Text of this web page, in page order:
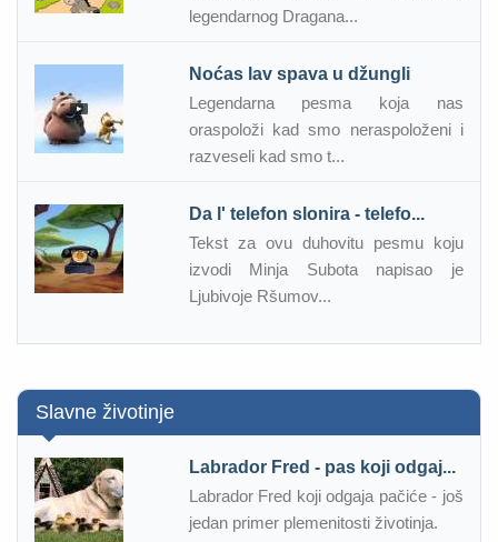
legendarnog Dragana...
Noćas lav spava u džungli
Legendarna pesma koja nas
oraspoloži kad smo neraspoloženi i
razveseli kad smo t...
Da l' telefon slonira - telefo...
Tekst za ovu duhovitu pesmu koju
izvodi Minja Subota napisao je
Ljubivoje Ršumov...
Slavne životinje
Labrador Fred - pas koji odgaj...
Labrador Fred koji odgaja pačiće - još
jedan primer plemenitosti životinja.